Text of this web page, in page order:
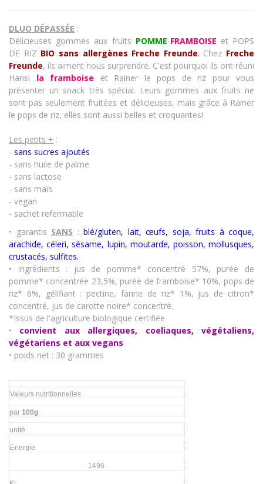
DLUO DÉPASSÉE :
Délicieuses gommes aux fruits POMME-FRAMBOISE et POPS
DE RIZ BIO sans allergènes Freche Freunde. Chez Freche
Freunde, ils aiment nous surprendre. C'est pourquoi ils ont réuni
Hansi la framboise et Rainer le pops de riz pour vous
présenter un snack très spécial. Leurs gommes aux fruits ne
sont pas seulement fruitées et délicieuses, mais grâce à Rainer
le pops de riz, elles sont aussi belles et croquantes!
Les petits + :
- sans sucres ajoutés
- sans huile de palme
- sans lactose
- sans maïs
- vegan
- sachet refermable
• garantis SANS : blé/gluten, lait, œufs, soja, fruits à coque,
arachide, céleri, sésame, lupin, moutarde, poisson, mollusques,
crustacés, sulfites.
•
ingrédients : jus de pomme* concentré 57%, purée de
pomme* concentrée 23,5%, purée de framboise* 10%, pops de
riz* 6%, gélifiant : pectine, farine de riz* 1%, jus de citron*
concentré, jus de carotte noire* concentré.
*Issus de l'agriculture biologique certifiée
• convient aux allergiques, coeliaques, végétaliens,
végétariens et aux vegans
• poids net : 30 grammes
Valeurs nutritionnelles
par 100g
unité
Energie
1496